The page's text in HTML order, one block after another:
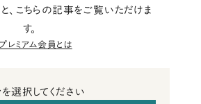
、こちらの記事をご覧いただけま
す。
プレミアム会員とは
を選択してください